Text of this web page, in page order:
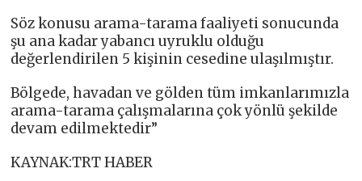
Söz konusu arama-tarama faaliyeti sonucunda
şu ana kadar yabancı uyruklu olduğu
değerlendirilen 5 kişinin cesedine ulaşılmıştır.
Bölgede, havadan ve gölden tüm imkanlarımızla
arama-tarama çalışmalarına çok yönlü şekilde
devam edilmektedir”
KAYNAK:TRT HABER